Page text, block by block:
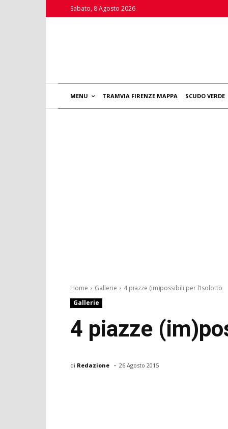
Sabato, 8 Agosto 2026
MENU TRAMVIA FIRENZE MAPPA SCUDO VERDE
Home Gallerie
4 piazze (im)possibili per l’Isolotto
Gallerie
4 piazze
di Redazione - 26 Agosto 2015